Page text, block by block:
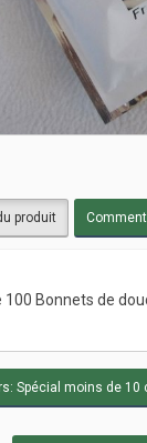
produit
100 Bonnets de
Spécial moins de 10